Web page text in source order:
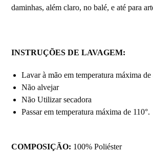
daminhas, além claro, no balé, e até para
INSTRUÇÕES DE LAVAGEM:
Lavar à mão em temperatura máxima de
Não alvejar
Não Utilizar secadora
Passar em temperatura máxima de 110°.
COMPOSIÇÃO: 100% Poliéster